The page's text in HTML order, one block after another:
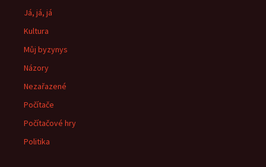
Já, já, já
Kultura
Můj byzynys
Názory
Nezařazené
Počítače
Počítačové hry
Politika